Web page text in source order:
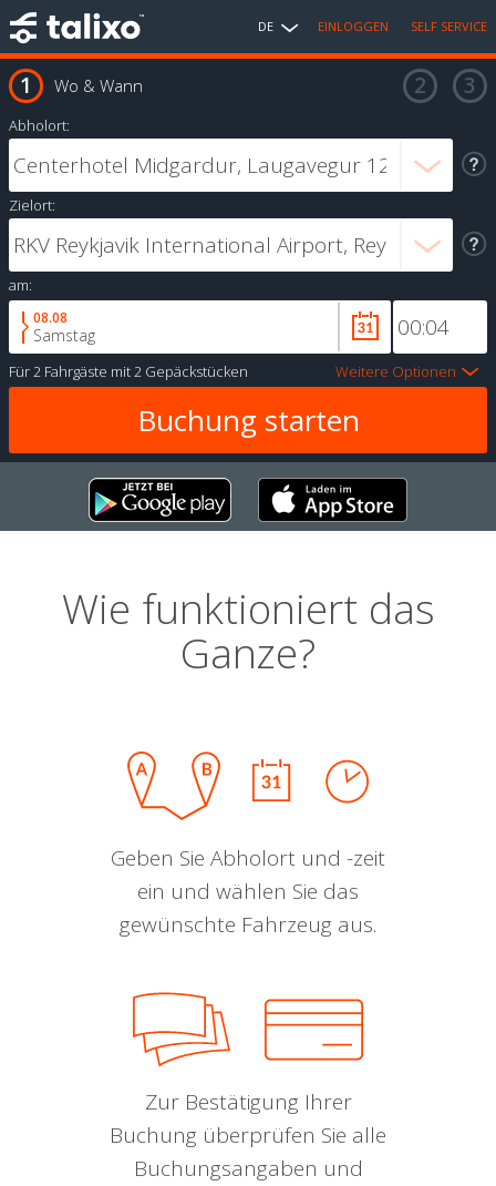
DE EINLOGGEN SELF SERVICE
Wo & Wann
Abholort:
Zielort:
am:
08.08
Samstag
Für2 Fahrgäste mit2 Gepäckstücken Weitere Optionen
Wie funktioniert das
Ganze?
Geben Sie Abholort und -zeit
ein und wählen Sie das
gewünschte Fahrzeug aus.
Zur Bestätigung Ihrer
Buchung überprüfen Sie alle
Buchungsangaben und